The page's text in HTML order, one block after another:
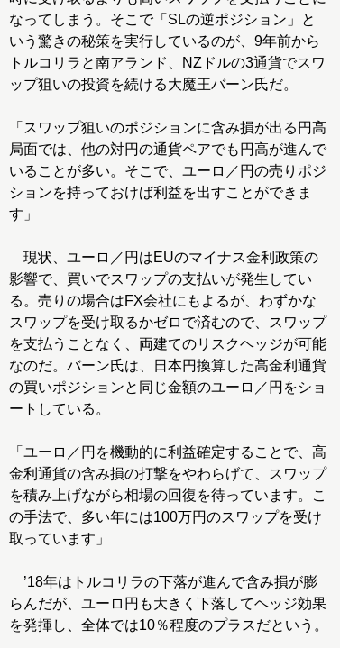
なってしまう。そこで「SLの逆ポジション」と
いう驚きの秘策を実行しているのが、9年前から
トルコリラと南アランド、NZドルの3通貨でスワ
ップ狙いの投資を続ける大魔王バーン氏だ。
「スワップ狙いのポジションに含み損が出る円高
局面では、他の対円の通貨ペアでも円高が進んで
いることが多い。そこで、ユーロ／円の売りポジ
ションを持っておけば利益を出すことができま
す」
現状、ユーロ／円はEUのマイナス金利政策の
影響で、買いでスワップの支払いが発生してい
る。売りの場合はFX会社にもよるが、わずかな
スワップを受け取るかゼロで済むので、スワップ
を支払うことなく、両建てのリスクヘッジが可能
なのだ。バーン氏は、日本円換算した高金利通貨
の買いポジションと同じ金額のユーロ／円をショ
ートしている。
「ユーロ／円を機動的に利益確定することで、高
金利通貨の含み損の打撃をやわらげて、スワップ
を積み上げながら相場の回復を待っています。こ
の手法で、多い年には100万円のスワップを受け
取っています」
’18年はトルコリラの下落が進んで含み損が膨
らんだが、ユーロ円も大きく下落してヘッジ効果
を発揮し、全体では10％程度のプラスだという。